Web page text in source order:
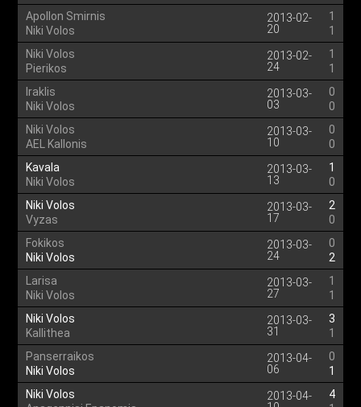
Apollon Smirnis
Niki Volos
2013-02-
20
1
1
Niki Volos
Pierikos
2013-02-
24
1
1
Iraklis
Niki Volos
2013-03-
03
0
0
Niki Volos
AEL Kallonis
2013-03-
10
0
0
Kavala
Niki Volos
2013-03-
13
1
0
Niki Volos
Vyzas
2013-03-
17
2
0
Fokikos
Niki Volos
2013-03-
24
0
2
Larisa
Niki Volos
2013-03-
27
1
1
Niki Volos
Kallithea
2013-03-
31
3
1
Panserraikos
Niki Volos
2013-04-
06
0
1
Niki Volos
2013-04-
4